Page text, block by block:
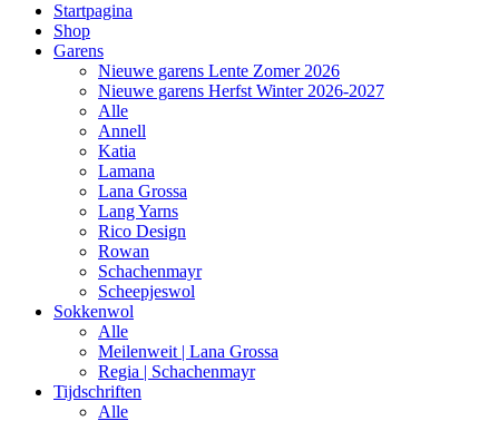
Startpagina
Shop
Garens
Nieuwe garens Lente Zomer 2026
Nieuwe garens Herfst Winter 2026-2027
Alle
Annell
Katia
Lamana
Lana Grossa
Lang Yarns
Rico Design
Rowan
Schachenmayr
Scheepjeswol
Sokkenwol
Alle
Meilenweit | Lana Grossa
Regia | Schachenmayr
Tijdschriften
Alle